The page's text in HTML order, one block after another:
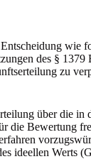
wie
des § 1379
zu
über die in
die Bewertung
ideellen Werts